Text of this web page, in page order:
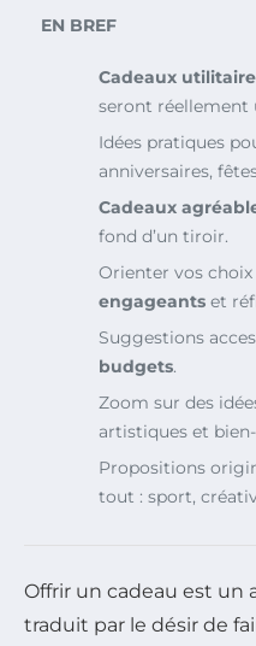
EN BREF
Cadeaux
seront réellement
Idées pratiques
anniversaires,
Cadeaux
fond d’un tiroir.
Orienter vos choix
engageants et
Suggestions
budgets.
Zoom sur des
artistiques et
Propositions
tout : sport,
Offrir un cadeau est un
traduit par le désir de